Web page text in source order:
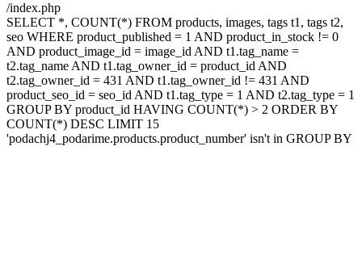
/index.php
SELECT *, COUNT(*) FROM products, images, tags t1, tags t2,
seo WHERE product_published = 1 AND product_in_stock != 0
AND product_image_id = image_id AND t1.tag_name =
t2.tag_name AND t1.tag_owner_id = product_id AND
t2.tag_owner_id = 431 AND t1.tag_owner_id != 431 AND
product_seo_id = seo_id AND t1.tag_type = 1 AND t2.tag_type = 1
GROUP BY product_id HAVING COUNT(*) > 2 ORDER BY
COUNT(*) DESC LIMIT 15
'podachj4_podarime.products.product_number' isn't in GROUP BY